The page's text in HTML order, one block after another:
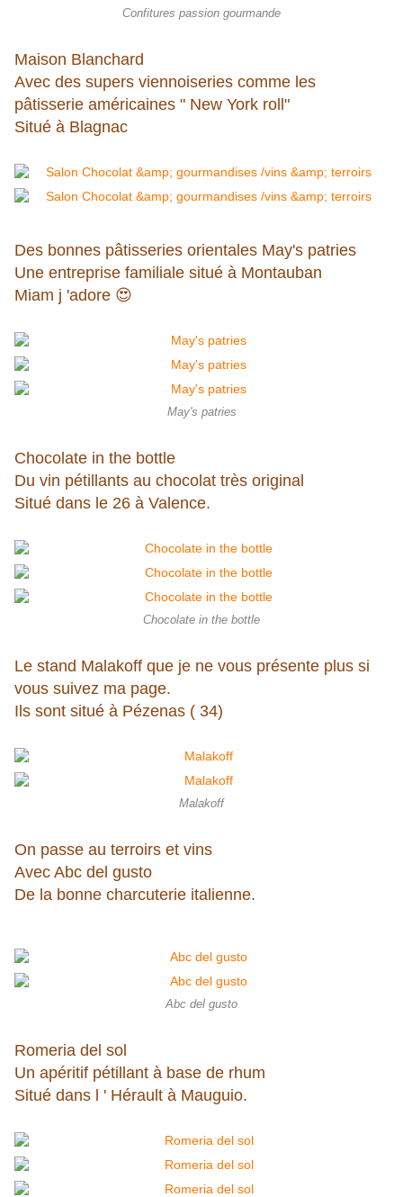
Confitures passion gourmande
Maison Blanchard
Avec des supers viennoiseries comme les
pâtisserie américaines " New York roll"
Situé à Blagnac
Des bonnes pâtisseries orientales May's patries
Une entreprise familiale situé à Montauban
Miam j 'adore 😍
May's patries
Chocolate in the bottle
Du vin pétillants au chocolat très original
Situé dans le 26 à Valence.
Chocolate in the bottle
Le stand Malakoff que je ne vous présente plus si
vous suivez ma page.
Ils sont situé à Pézenas ( 34)
Malakoff
On passe au terroirs et vins
Avec Abc del gusto
De la bonne charcuterie italienne.
Abc del gusto
Romeria del sol
Un apéritif pétillant à base de rhum
Situé dans l ' Hérault à Mauguio.